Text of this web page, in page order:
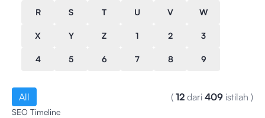
R S T U V W
X Y Z 1 2 3
4 5 6 7 8 9
All ( 12 dari 409 istilah )
SEO Timeline